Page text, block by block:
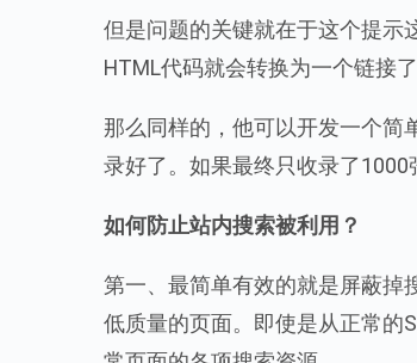
但是问题的关键就在于这个提示
HTML代码就会转换为一个链接
那么同样的，他可以开发一个简
录好了。如果最终只收录了1000
如何防止站内搜索被利用？
第一、最简单有效的就是屏蔽掉
低质量的页面。即使是从正常的